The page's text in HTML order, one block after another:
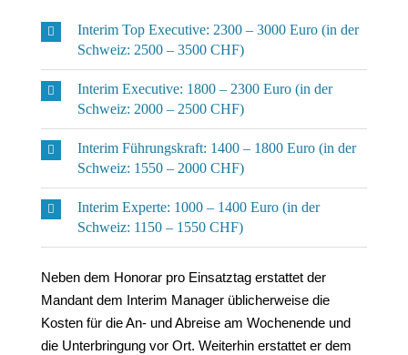
Interim Top Executive: 2300 – 3000 Euro (in der
Schweiz: 2500 – 3500 CHF)
Interim Executive: 1800 – 2300 Euro (in der
Schweiz: 2000 – 2500 CHF)
Interim Führungskraft: 1400 – 1800 Euro (in der
Schweiz: 1550 – 2000 CHF)
Interim Experte: 1000 – 1400 Euro (in der
Schweiz: 1150 – 1550 CHF)
Neben dem Honorar pro Einsatztag erstattet der
Mandant dem Interim Manager üblicherweise die
Kosten für die An- und Abreise am Wochenende und
die Unterbringung vor Ort. Weiterhin erstattet er dem